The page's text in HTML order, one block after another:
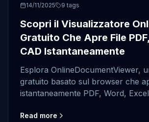
OnlineDocumentViewer
14/11/2025 9 tags
Scopri il Visualizzatore
Gratuito Che Apre File
CAD Istantaneamente
Esplora OnlineDocumentViewer,
gratuito basato sul browser che
istantaneamente PDF, Word,
download o registrazioni.
Read more